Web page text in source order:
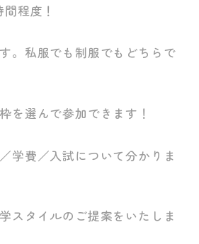
程度！
。私服でも制服でもどちらで
を選んで参加できます！
学費／入試について分かりま
スタイルのご提案をいたしま